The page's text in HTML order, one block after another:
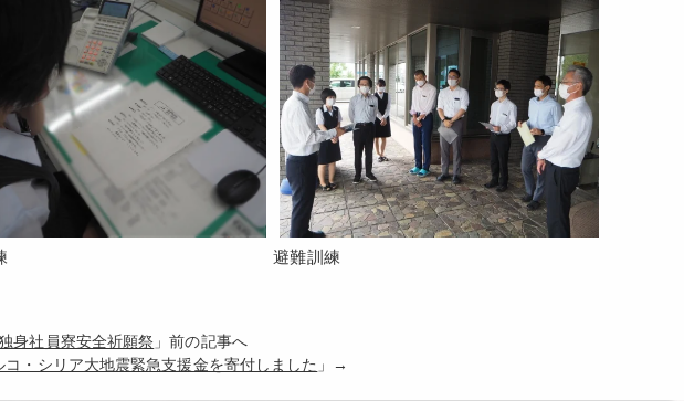
避難訓練
身社員寮安全祈願祭 」前の記事へ
コ・シリア大地震緊急支援金を寄付しました 」→